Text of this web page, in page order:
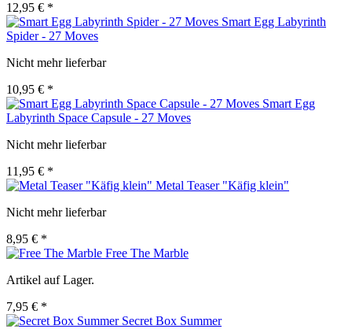
12,95 € *
Smart Egg Labyrinth
Spider - 27 Moves
Nicht mehr lieferbar
10,95 € *
Smart Egg
Labyrinth Space Capsule - 27 Moves
Nicht mehr lieferbar
11,95 € *
Metal Teaser "Käfig klein"
Nicht mehr lieferbar
8,95 € *
Free The Marble
Artikel auf Lager.
7,95 € *
Secret Box Summer